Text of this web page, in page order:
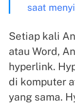
saat
Setiap kali
atau Word,
hyperlink.
di komputer
yang sama.